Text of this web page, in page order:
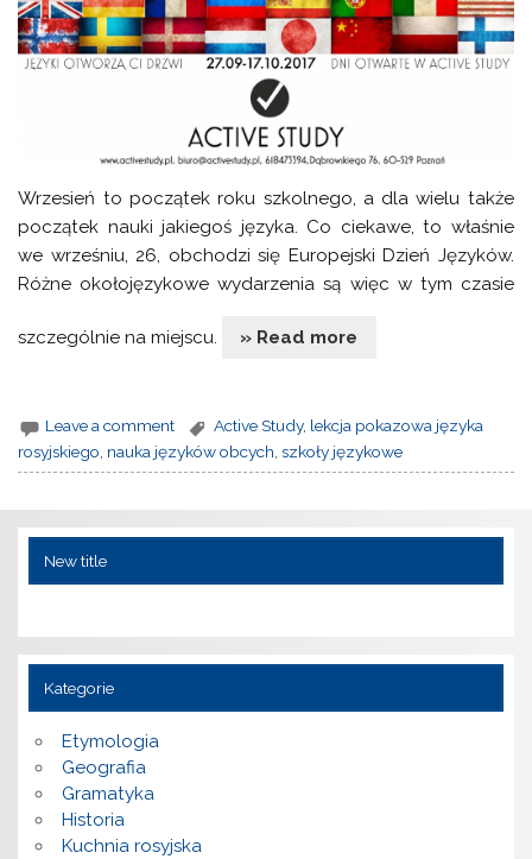
Wrzesień to początek roku szkolnego, a dla wielu także
początek nauki jakiegoś języka. Co ciekawe, to właśnie
we wrześniu, 26, obchodzi się Europejski Dzień Języków.
Różne okołojęzykowe wydarzenia są więc w tym czasie
szczególnie na miejscu. » Read more
Leave a comment Active Study, lekcja pokazowa języka
rosyjskiego nauka języków obcych ,szkoły językowe
New title
Kategorie
Etymologia
Geografia
Gramatyka
Historia
Kuchnia rosyjska